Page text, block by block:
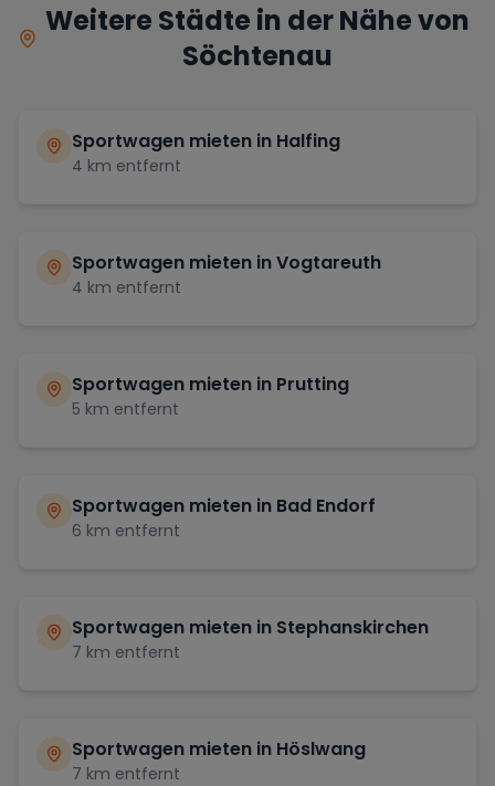
Weitere Städte in der Nähe von
Söchtenau
Sportwagen mieten in Halfing
4 km entfernt
Sportwagen mieten inVogtareuth
4 km entfernt
Sportwagen mieten in Prutting
5 km entfernt
Sportwagen mieten in Bad Endorf
6 km entfernt
Sportwagen mieten in Stephanskirchen
7 km entfernt
Sportwagen mieten in Höslwang
7 km entfernt